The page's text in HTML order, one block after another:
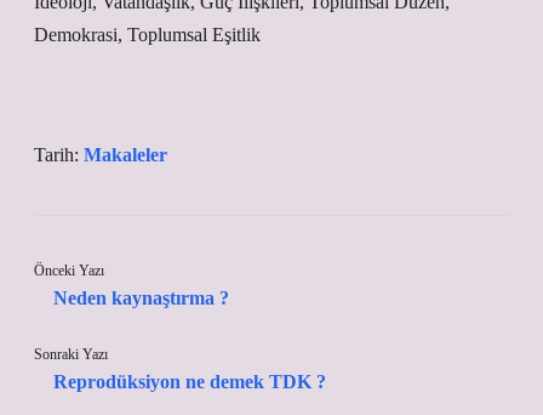
Demokrasi, Toplumsal Eşitlik
Tarih: Makaleler
Önceki Yazı
Neden kaynaştırma ?
Sonraki Yazı
Reprodüksiyon ne demek TDK ?